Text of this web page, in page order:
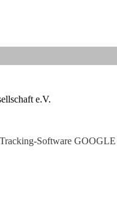
e.V.
Software